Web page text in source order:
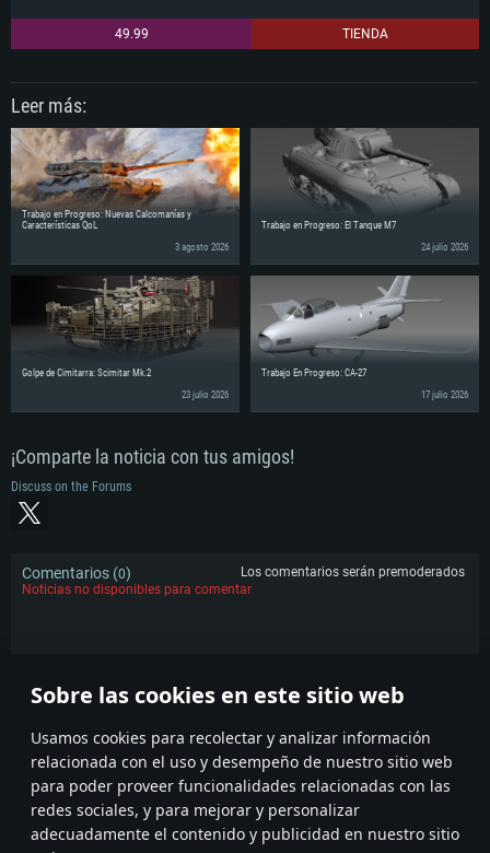
Sobre las cookies en este sitio web
Usamos cookies para recolectar y analizar información
relacionada con el uso y desempeño de nuestro sitio web
para poder proveer funcionalidades relacionadas con las
redes sociales, y para mejorar y personalizar
adecuadamente el contenido y publicidad en nuestro sitio
49.99 TIENDA
Leer más:
Trabajo en Progreso: Nuevas Calcomanías y
Características QoL
3 agosto 2026
Trabajo en Progreso: El Tanque M7
24 julio 2026
Golpe de Cimitarra: Scimitar Mk.2
23 julio 2026
Trabajo En Progreso: CA-27
17 julio 2026
¡Comparte la noticia con tus amigos!
Discuss on the Forums
Comentarios (0)
Los comentarios serán premoderados
Noticias no disponibles para comentar